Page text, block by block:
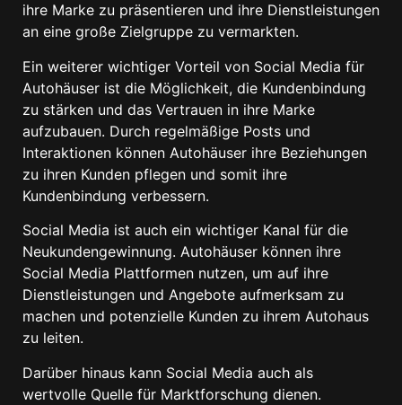
ihre Marke zu präsentieren und ihre Dienstleistungen
an eine große Zielgruppe zu vermarkten.
Ein weiterer wichtiger Vorteil von Social Media für
Autohäuser ist die Möglichkeit, die Kundenbindung
zu stärken und das Vertrauen in ihre Marke
aufzubauen. Durch regelmäßige Posts und
Interaktionen können Autohäuser ihre Beziehungen
zu ihren Kunden pflegen und somit ihre
Kundenbindung verbessern.
Social Media ist auch ein wichtiger Kanal für die
Neukundengewinnung. Autohäuser können ihre
Social Media Plattformen nutzen, um auf ihre
Dienstleistungen und Angebote aufmerksam zu
machen und potenzielle Kunden zu ihrem Autohaus
zu leiten.
Darüber hinaus kann Social Media auch als
wertvolle Quelle für Marktforschung dienen.